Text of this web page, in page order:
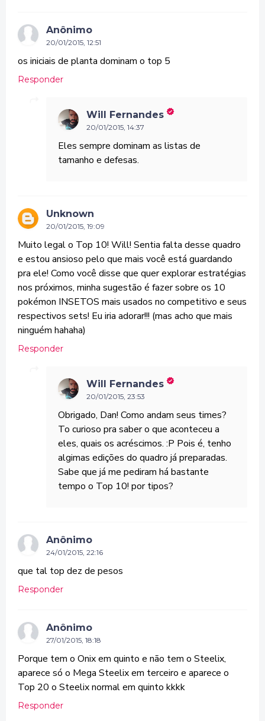
Anônimo
20/01/2015, 12:51
os iniciais de planta dominam o top 5
Responder
Will Fernandes
20/01/2015, 14:37
Eles sempre dominam as listas de
tamanho e defesas.
Unknown
20/01/2015, 19:09
Muito legal o Top 10! Will! Sentia falta desse quadro
e estou ansioso pelo que mais você está guardando
pra ele! Como você disse que quer explorar estratégias
nos próximos, minha sugestão é fazer sobre os 10
pokémon INSETOS mais usados no competitivo e seus
respectivos sets! Eu iria adorar!!! (mas acho que mais
ninguém hahaha)
Responder
Will Fernandes
20/01/2015, 23:53
Obrigado, Dan! Como andam seus times?
To curioso pra saber o que aconteceu a
eles, quais os acréscimos. :P Pois é, tenho
algimas edições do quadro já preparadas.
Sabe que já me pediram há bastante
tempo o Top 10! por tipos?
Anônimo
24/01/2015, 22:16
que tal top dez de pesos
Responder
Anônimo
27/01/2015, 18:18
Porque tem o Onix em quinto e não tem o Steelix,
aparece só o Mega Steelix em terceiro e aparece o
Top 20 o Steelix normal em quinto kkkk
Responder